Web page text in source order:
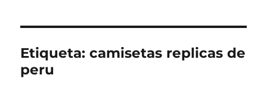
Etiqueta:camisetas replicas de
peru